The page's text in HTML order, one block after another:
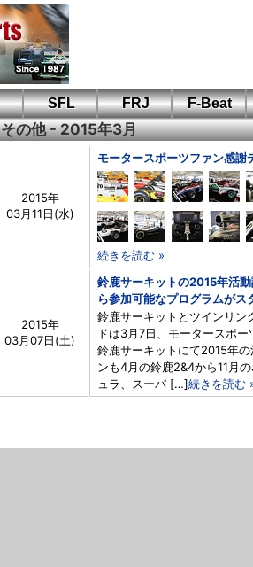
SFL FRJ F-Beat
その他 - 2015年3月
2015年
03月11日(水)
モータースポーツファン感謝
続きを読む »
2015年
03月07日(土)
鈴鹿サーキットの2015年活
ら参加可能なプログラムがス
鈴鹿サーキットとツインリン
ドは3月7日、モータースポ
鈴鹿サーキットにて2015年
ンも4月の鈴鹿2&4から11月
ュラ、スーパ […]続きを読む